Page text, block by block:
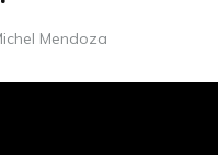
Mendoza